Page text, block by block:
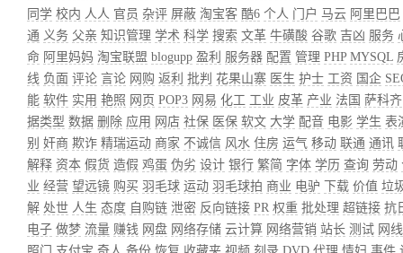
同学 校内 人人 官员 杂评 屏蔽 淘宝客 酷6 个人 门户 马云 阿里巴巴
通 义务 父亲 知识管理 学术 科学 搜索 文革 牛磺酸 谷歌 吉凶 服务
命 阿里妈妈 淘宝联盟 blogupp 盈利 服务器 配置 管理 PHP MYSQL
线 负面 评论 言论 网购 返利 批判 花果山寨 医生 护士 工资 国企
能 软件 实用 艳照 网页 POP3 网易 化工 工业 皮革 产业 法国 萨科齐
据类型 数据 删除 应用 网店 社保 医保 软文 大学 配音 电影 学生 表
别 奸商 欺诈 精瑞运动 商家 不诚信 风水 住房 运气 移动 联通 通讯
解释 资本 假货 造假 鸡蛋 伪劣 设计 银行 繁简 字体 学历 查询 劳动
业 经营 望远镜 购买 羽毛球 运动 羽毛球拍 商业 电驴 下载 价值 垃
解 处世 人生 态度 自购链 泄密 反向链接 PR 权重 批处理 超链接 抗
电子 做梦 流量 赚钱 网盘 网络存储 云计算 网络营销 站长 测试 网线